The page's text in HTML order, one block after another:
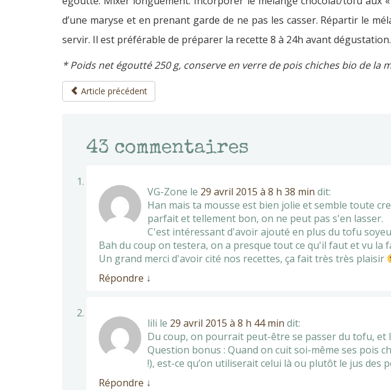
d’une maryse et en prenant garde de ne pas les casser. Répartir le
servir. Il est préférable de préparer la recette 8 à 24h avant dégustation.
* Poids net égoutté 250 g, conserve en verre de pois chiches bio de la
Article précédent
43 commentaires
VG-Zone le 29 avril 2015 à 8 h 38 min dit:
Han mais ta mousse est bien jolie et semble toute
parfait et tellement bon, on ne peut pas s'en lasser.
C'est intéressant d'avoir ajouté en plus du tofu
Bah du coup on testera, on a presque tout ce qu'il faut et vu la
Un grand merci d'avoir cité nos recettes, ça fait très très plaisir
Répondre ↓
lili le 29 avril 2015 à 8 h 44 min dit:
Du coup, on pourrait peut-être se passer du tofu, et
Question bonus : Quand on cuit soi-même ses pois
!), est-ce qu’on utiliserait celui là ou plutôt le jus des
Répondre ↓